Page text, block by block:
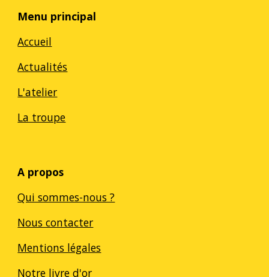
Menu principal
Accueil
Actualités
L'atelier
La troupe
A propos
Qui sommes-nous ?
Nous contacter
Mentions légales
Notre livre d'or